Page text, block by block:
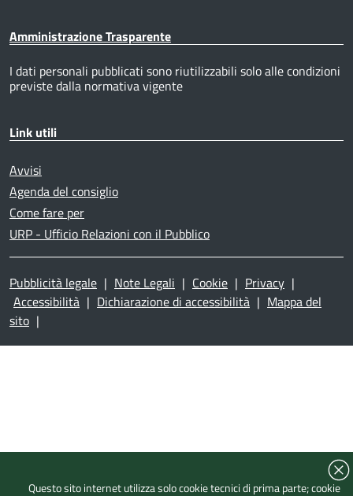
Amministrazione Trasparente
I dati personali pubblicati sono riutilizzabili solo alle condizioni
previste dalla normativa vigente
Link utili
Avvisi
Agenda del consiglio
Come fare per
URP - Ufficio Relazioni con il Pubblico
Pubblicità legale | Note Legali | Cookie | Privacy |
Accessibilità | Dichiarazione di accessibilità | Mappa del
sito |
Questo sito internet utilizza solo cookie tecnici di prima parte; cookie